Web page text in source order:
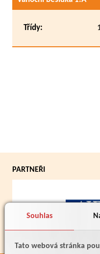
Souhlas
Tato webová stránka
Třídy:
PARTNEŘI